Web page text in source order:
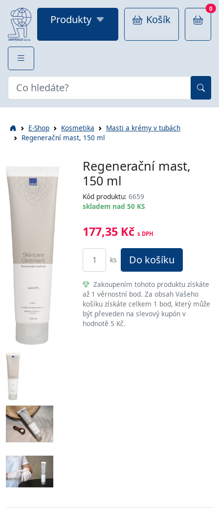
Produkty Košík
0
E-Shop Kosmetika
Masti a krémy v tubách
Regenerační mast, 150 ml
Regenerační mast,
150 ml
Kód produktu:6659
skladem nad 50 KS
177,35 Kčs DPH
ks Do košíku
Zakoupením tohoto produktu získáte
až 1 věrnostní bod. Za obsah Vašeho
košíku získáte celkem 1 bod, který může
být převeden na slevový kupón v
hodnotě 5 Kč.